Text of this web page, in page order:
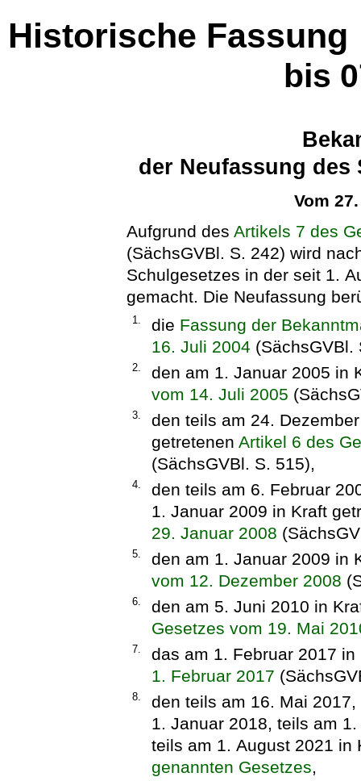
Historische Fassung
bis
der Neufassung des
Vom
Aufgrund desArtikels 7 des
(SächsGVBl. S. 242) wird
Schulgesetzes in der seit 1.
gemacht. Die Neufassung
1. die Fassung der
16. Juli 2004 (SächsGVBl.
2.
den am 1. Januar 2005 in
vom 14. Juli 2005
3.
den teils am 24.
getretenen Artikel 6 des
(SächsGVBl. S. 515),
4.
den teils am 6. Februar
1. Januar 2009 in Kraft
29. Januar 2008
5.
den am 1. Januar 2009 in
vom 12. Dezember 2008
6.
den am 5. Juni 2010 in
Gesetzes vom 19. Mai
7.
das am 1. Februar 2017
1. Februar 2017
8.
den teils am 16. Mai
1. Januar 2018, teils am
teils am 1. August 2021 in
genannten Gesetzes,